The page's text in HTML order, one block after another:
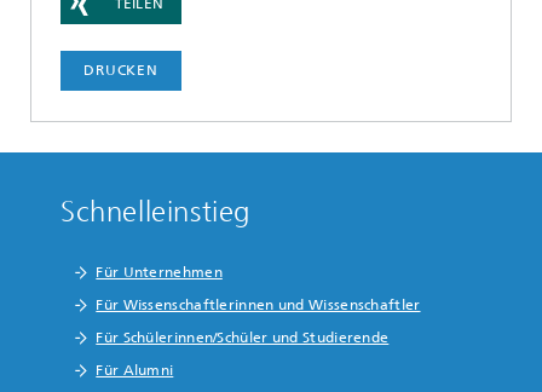
TEILEN
DRUCKEN
Schnelleinstieg
Für Unternehmen
Für Wissenschaftlerinnen und Wissenschaftler
Für Schülerinnen/Schüler und Studierende
Für Alumni